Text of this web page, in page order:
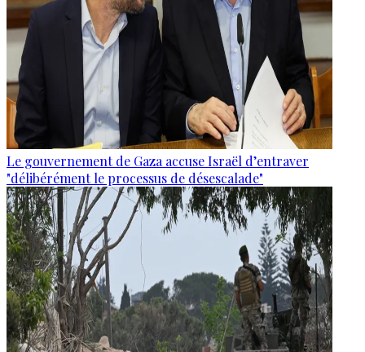
Le gouvernement de Gaza accuse Israël d’entraver
"délibérément le processus de désescalade"